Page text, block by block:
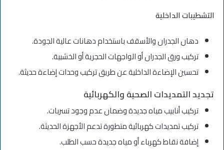
التشطيبات الداخلية
دهان الجدران والأسقف باستخدام دهانات عالية الجودة.
تركيب ورق الجدران أو الواجهات الحجرية أو الخشبية.
تحسين الإضاءة الداخلية عن طريق تركيب وحدات إضاءة حديثة.
تجديد التمديدات الصحية والكهربائية
تركيب أنابيب مياه جديدة وضمان عدم وجود تسربات.
تركيب تمديدات كهربائية متطورة تدعم الأجهزة الحديثة.
إضافة نقاط كهرباء أو مياه جديدة حسب الطلب.